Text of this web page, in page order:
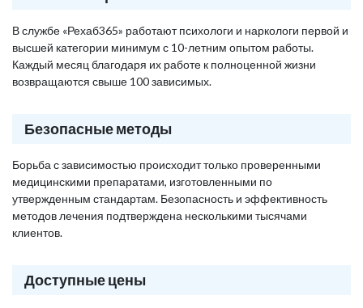
В службе «Рехаб365» работают психологи и наркологи первой и
высшей категории минимум с 10-летним опытом работы.
Каждый месяц благодаря их работе к полноценной жизни
возвращаются свыше 100 зависимых.
Безопасные методы
Борьба с зависимостью происходит только проверенными
медицинскими препаратами, изготовленными по
утвержденным стандартам. Безопасность и эффективность
методов лечения подтверждена несколькими тысячами
клиентов.
Доступные цены